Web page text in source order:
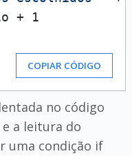
+ 1
COPIAR CÓDIGO
no código
a leitura do
uma condição if